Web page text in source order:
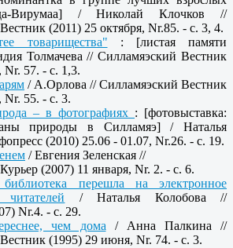
Вирумаа] / Николай Клочков //
(2011) 25 октября, Nr.85. - c. 3, 4.
товарищества" : [листая памяти
Толмачева // Силламяэский Вестник
57. - c. 1,3.
/ А.Орлова // Силламяэский Вестник
55. - с. 3.
– в фотографиях : [фотовыставка:
природы в Силламяэ] / Наталья
(2010) 25.06 - 01.07, Nr.26. - c. 19.
/ Евгения Зеленская //
(2007) 11 января, Nr. 2. - c. 6.
библиотека перешла на электронное
/ Наталья Колобова //
Nr.4. - c. 29.
чем дома/ Анна Палкина //
(1995) 29 июня, Nr. 74. - c. 3.